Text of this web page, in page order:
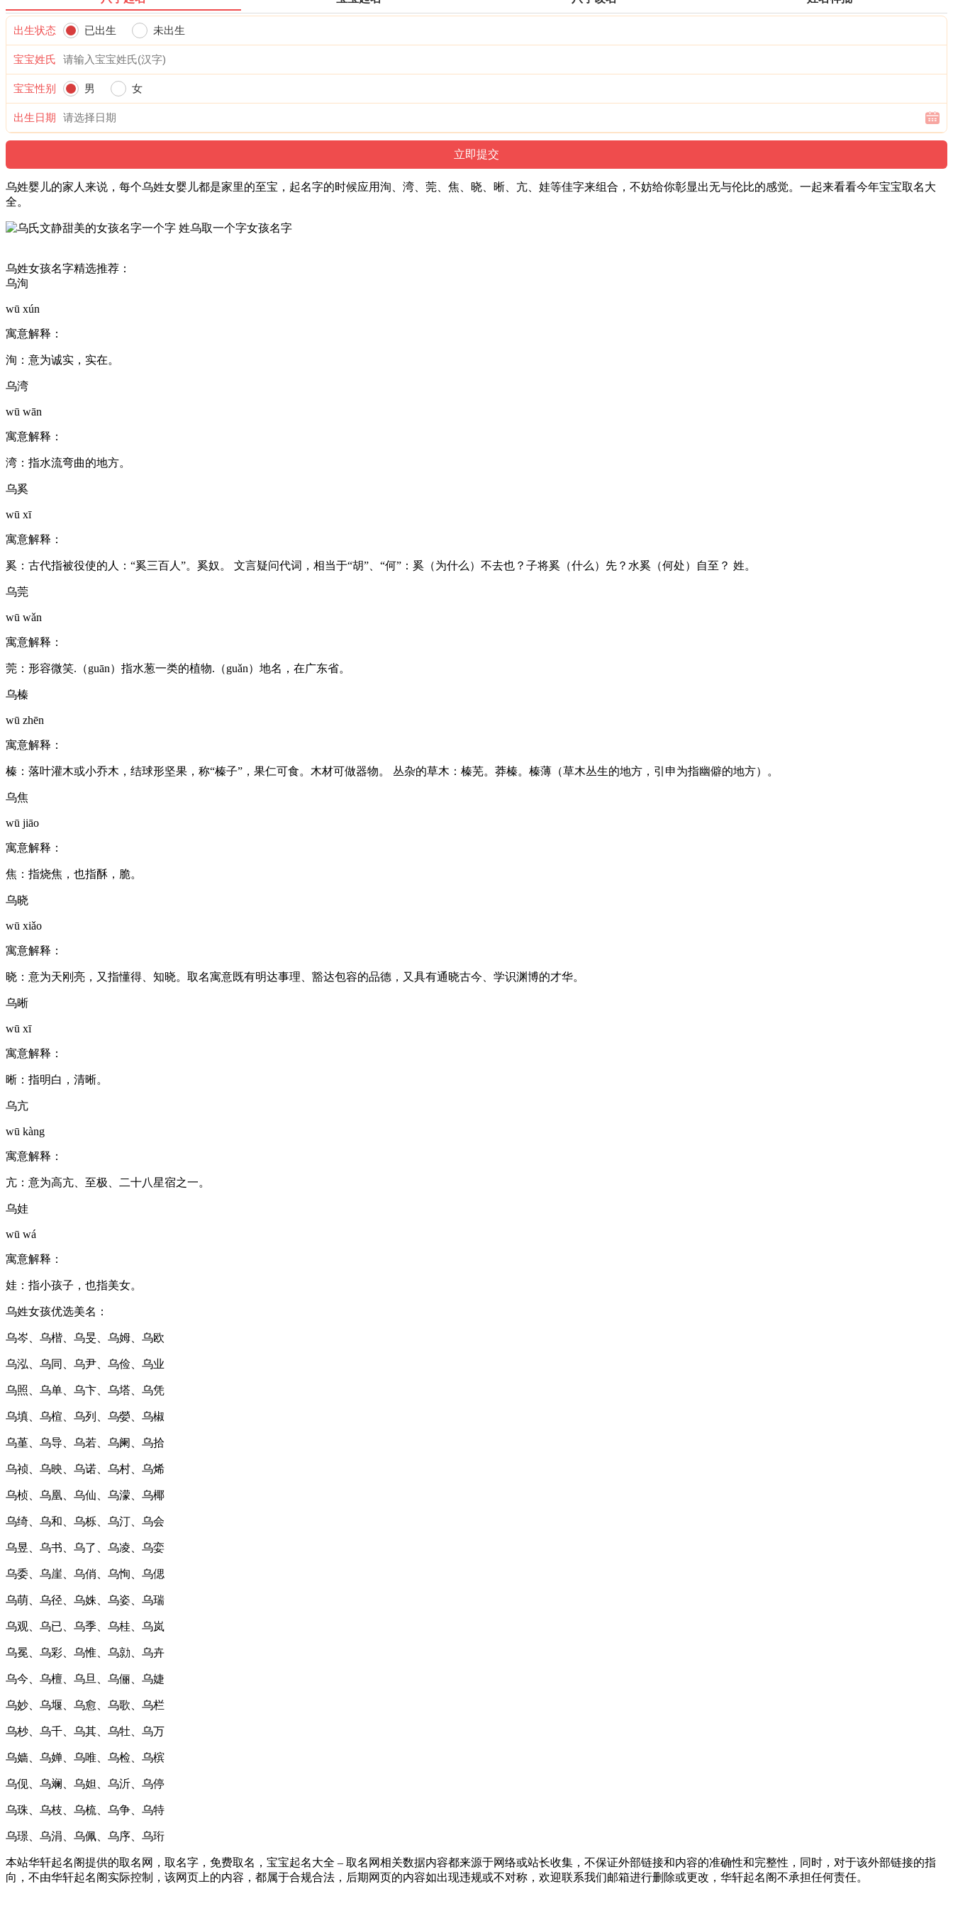
出生状态 已出生 未出生
宝宝姓氏
宝宝性别 男 女
出生日期
乌姓婴儿的家人来说，每个乌姓女婴儿都是家里的至宝，起名字的时候应用洵、湾、莞、焦、晓、晰、亢、娃等佳字来组合，不妨给你彰显出无与伦比的感觉。一起来看看今年宝宝取名大
全。
乌姓女孩名字精选推荐：
乌洵
wū xún
寓意解释：
洵：意为诚实，实在。
乌湾
wū wān
寓意解释：
湾：指水流弯曲的地方。
乌奚
wū xī
寓意解释：
奚：古代指被役使的人：“奚三百人”。奚奴。 文言疑问代词，相当于“胡”、“何”：奚（为什么）不去也？子将奚（什么）先？水奚（何处）自至？ 姓。
乌莞
wū wǎn
寓意解释：
莞：形容微笑.（guān）指水葱一类的植物.（guǎn）地名，在广东省。
乌榛
wū zhēn
寓意解释：
榛：落叶灌木或小乔木，结球形坚果，称“榛子”，果仁可食。木材可做器物。 丛杂的草木：榛芜。莽榛。榛薄（草木丛生的地方，引申为指幽僻的地方）。
乌焦
wū jiāo
寓意解释：
焦：指烧焦，也指酥，脆。
乌晓
wū xiǎo
寓意解释：
晓：意为天刚亮，又指懂得、知晓。取名寓意既有明达事理、豁达包容的品德，又具有通晓古今、学识渊博的才华。
乌晰
wū xī
寓意解释：
晰：指明白，清晰。
乌亢
wū kàng
寓意解释：
亢：意为高亢、至极、二十八星宿之一。
乌娃
wū wá
寓意解释：
娃：指小孩子，也指美女。
乌姓女孩优选美名：
乌岑、乌楷、乌旻、乌姆、乌欧
乌泓、乌同、乌尹、乌俭、乌业
乌照、乌单、乌卞、乌塔、乌凭
乌填、乌楦、乌列、乌嫈、乌椒
乌堇、乌导、乌若、乌阑、乌拾
乌祯、乌映、乌诺、乌村、乌烯
乌桢、乌凰、乌仙、乌濛、乌椰
乌绮、乌和、乌栎、乌汀、乌会
乌昱、乌书、乌了、乌凌、乌娈
乌委、乌崖、乌俏、乌恂、乌偲
乌萌、乌径、乌姝、乌姿、乌瑞
乌观、乌已、乌季、乌桂、乌岚
乌冕、乌彩、乌惟、乌勍、乌卉
乌今、乌檀、乌旦、乌俪、乌婕
乌妙、乌堰、乌愈、乌歌、乌栏
乌杪、乌千、乌其、乌牡、乌万
乌嫱、乌婵、乌唯、乌检、乌槟
乌伣、乌斓、乌妲、乌沂、乌停
乌珠、乌枝、乌梳、乌争、乌特
乌璟、乌涓、乌佩、乌序、乌珩
本站华轩起名阁提供的取名网，取名字，免费取名，宝宝起名大全 – 取名网相关数据内容都来源于网络或站长收集，不保证外部链接和内容的准确性和完整性，同时，对于该外部链接的指
向，不由华轩起名阁实际控制，该网页上的内容，都属于合规合法，后期网页的内容如出现违规或不对称，欢迎联系我们邮箱进行删除或更改，华轩起名阁不承担任何责任。